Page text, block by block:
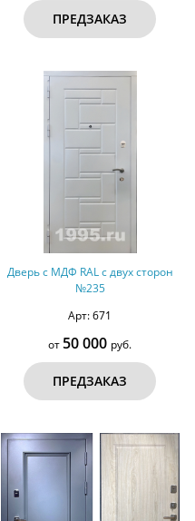
ПРЕДЗАКАЗ
Дверь с МДФ RAL с двух сторон
№235
Арт: 671
от 50 000 руб.
ПРЕДЗАКАЗ